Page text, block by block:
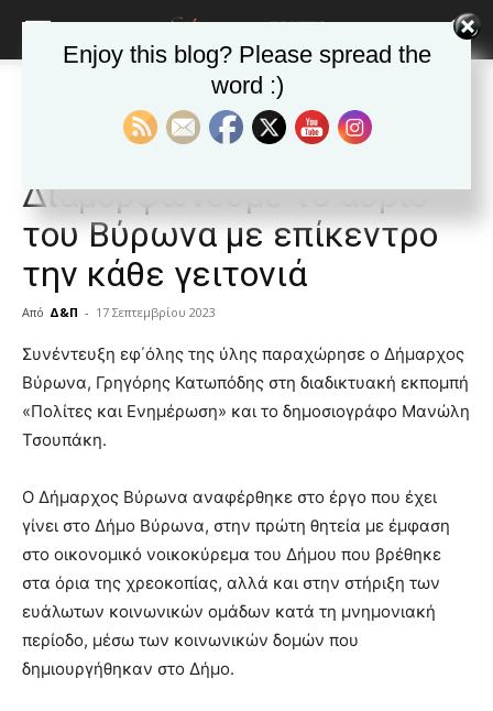
Ανακοινώσεις - Δελτία τύπου
Ανακοινώσεις - Δελτία τύπου Δημοφιλή άρθρα
Γρ. Κατωπόδης:
Διαμορφώνουμε το αύριο
του Βύρωνα με επίκεντρο
την κάθε γειτονιά
Από Δ&Π - 17 Σεπτεμβρίου 2023
blonde
lesbians
very
hot
cam
xxx
lyons
teaches
you
the
meaning
of
pain.
Συνέντευξη εφ΄όλης της ύλης παραχώρησε ο Δήμαρχος
Βύρωνα, Γρηγόρης Κατωπόδης στη διαδικτυακή εκπομπή
«Πολίτες και Ενημέρωση» και το δημοσιογράφο Μανώλη
Τσουπάκη.
Ο Δήμαρχος Βύρωνα αναφέρθηκε στο έργο που έχει
γίνει στο Δήμο Βύρωνα, στην πρώτη θητεία με έμφαση
στο οικονομικό νοικοκύρεμα του Δήμου που βρέθηκε
στα όρια της χρεοκοπίας, αλλά και στην στήριξη των
ευάλωτων κοινωνικών ομάδων κατά τη μνημονιακή
περίοδο, μέσω των κοινωνικών δομών που
δημιουργήθηκαν στο Δήμο.
Enjoy this blog? Please spread the
word :)